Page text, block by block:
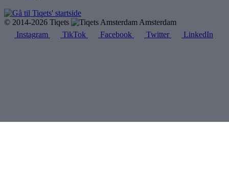
© 2014-2026 Tiqets
Amsterdam
Instagram
TikTok Facebook Twitter LinkedIn